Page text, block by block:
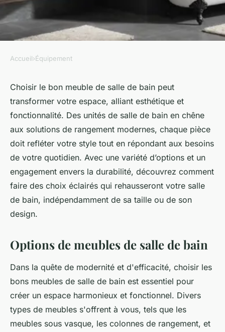
ÉQUIPEMENT
Meubles de salle de bain :
choisissez le meilleur pour
vous
sébastienne• 3 février 2025•7 min de lecture
Accueil›Équipement
Choisir le bon meuble de salle de bain peut
transformer votre espace, alliant esthétique et
fonctionnalité. Des unités de salle de bain en chêne
aux solutions de rangement modernes, chaque pièce
doit refléter votre style tout en répondant aux besoins
de votre quotidien. Avec une variété d’options et un
engagement envers la durabilité, découvrez comment
faire des choix éclairés qui rehausseront votre salle
de bain, indépendamment de sa taille ou de son
design.
Options de meubles de salle de bain
Dans la quête de modernité et d'efficacité, choisir les
bons meubles de salle de bain est essentiel pour
créer un espace harmonieux et fonctionnel. Divers
types de meubles s'offrent à vous, tels que les
meubles sous vasque, les colonnes de rangement, et